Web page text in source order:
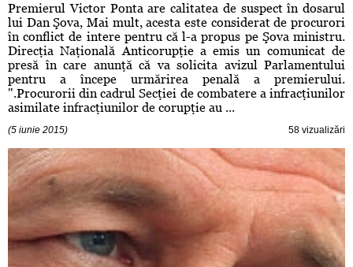
Premierul Victor Ponta are calitatea de suspect în dosarul
lui Dan Şova, Mai mult, acesta este considerat de procurori
în conflict de intere pentru că l-a propus pe Şova ministru.
Direcţia Naţională Anticorupţie a emis un comunicat de
presă în care anunţă că va solicita avizul Parlamentului
pentru a începe urmărirea penală a premierului.
".Procurorii din cadrul Secţiei de combatere a infracţiunilor
asimilate infracţiunilor de corupţie au ...
(5 iunie 2015) 58 vizualizări